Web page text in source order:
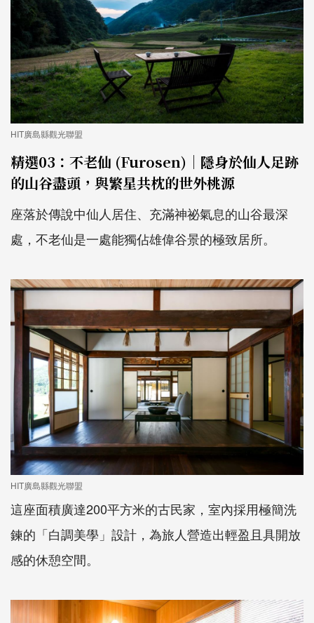
HIT廣島縣觀光聯盟
精選03：不老仙 (Furosen)｜隱身於仙人足跡
的山谷盡頭，與繁星共枕的世外桃源
座落於傳說中仙人居住、充滿神祕氣息的山谷最深
處，不老仙是一處能獨佔雄偉谷景的極致居所。
HIT廣島縣觀光聯盟
這座面積廣達200平方米的古民家，室內採用極簡洗
鍊的「白調美學」設計，為旅人營造出輕盈且具開放
感的休憩空間。